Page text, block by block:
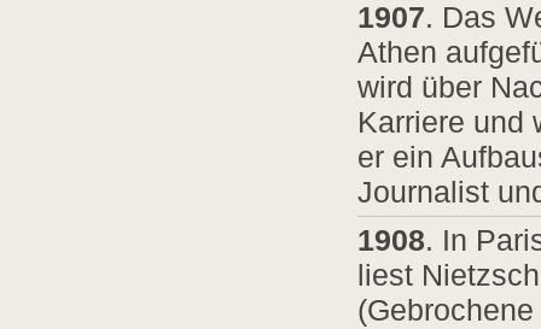
1907. Das
Athen
wird über
Karriere und
er ein
Journalist
1908. In
liest